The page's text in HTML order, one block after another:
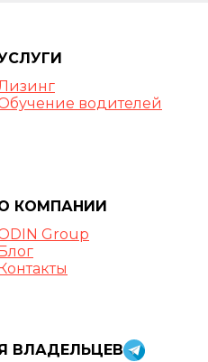
водителей
КОМПАНИИ
Group
ВЛАДЕЛЬЦЕВ